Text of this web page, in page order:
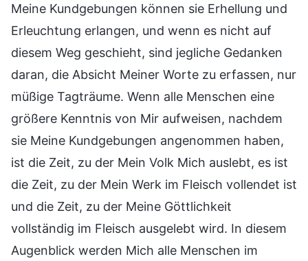
Meine Kundgebungen können sie Erhellung und
Erleuchtung erlangen, und wenn es nicht auf
diesem Weg geschieht, sind jegliche Gedanken
daran, die Absicht Meiner Worte zu erfassen, nur
müßige Tagträume. Wenn alle Menschen eine
größere Kenntnis von Mir aufweisen, nachdem
sie Meine Kundgebungen angenommen haben,
ist die Zeit, zu der Mein Volk Mich auslebt, es ist
die Zeit, zu der Mein Werk im Fleisch vollendet ist
und die Zeit, zu der Meine Göttlichkeit
vollständig im Fleisch ausgelebt wird. In diesem
Augenblick werden Mich alle Menschen im